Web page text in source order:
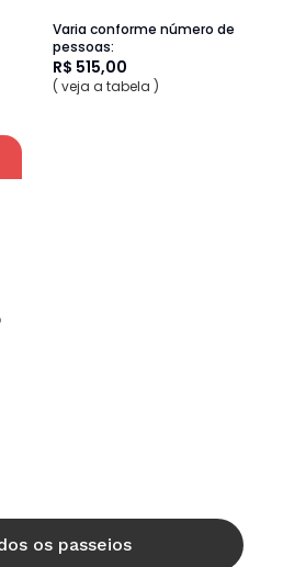
Varia conforme número de
pessoas:
R$ 515,00
( veja a tabela )
os passeios